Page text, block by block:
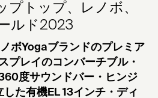
プトップ、レノボ、
ルド2023
ボYogaブランドのプレミア
プレイのコンバーチブル・
度サウンドバー・ヒンジ
た有機EL 13インチ・ディ